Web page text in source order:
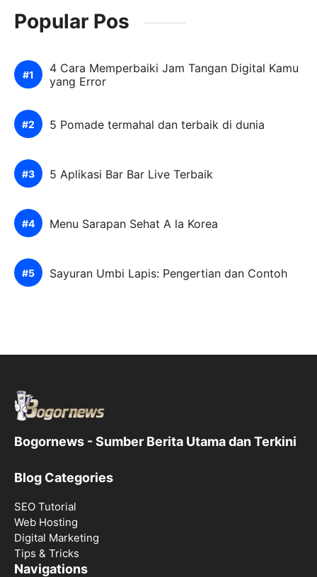
Popular Pos
4 Cara Memperbaiki Jam Tangan Digital Kamu
yang Error
5 Pomade termahal dan terbaik di dunia
5 Aplikasi Bar Bar Live Terbaik
Menu Sarapan Sehat A la Korea
Sayuran Umbi Lapis: Pengertian dan Contoh
Bogornews - Sumber Berita Utama dan Terkini
Blog Categories
SEO Tutorial
Web Hosting
Digital Marketing
Tips & Tricks
Navigations